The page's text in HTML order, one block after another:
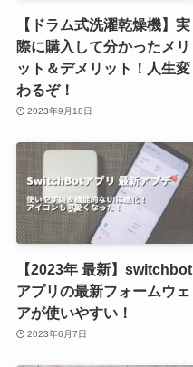
【ドラム式洗濯乾燥機】実
際に購入して分かったメリ
ット＆デメリット！人生変
わるぞ！
2023年9月18日
【2023年 最新】switchbot
アプリの最新フォームウェ
アが使いやすい！
2023年6月7日